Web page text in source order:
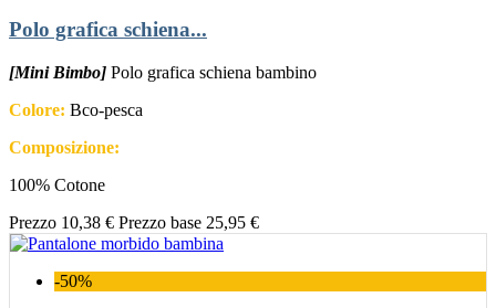
Polo grafica schiena...
[Mini Bimbo] Polo grafica schiena bambino
Colore: Bco-pesca
Composizione:
100% Cotone
Prezzo 10,38 € Prezzo base 25,95 €
-50%